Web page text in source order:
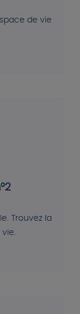
de vie
Trouvez la